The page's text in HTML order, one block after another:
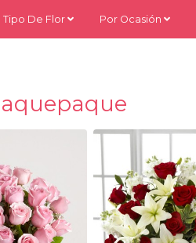
Tipo De Flor Por Ocasión